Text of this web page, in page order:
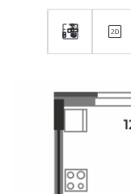
Ковров
Проекты
Новости